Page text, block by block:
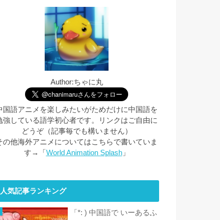
Author:ちゃに丸
国語アニメを楽しみたいがためだけに中国語を
強している語学初心者です。リンクはご自由に
どうぞ（記事毎でも構いません）
の他海外アニメについてはこちらで書いていま
す→「 World Animation Splash」
人気記事ランキング
「*: ) 中国語で いーあるふ